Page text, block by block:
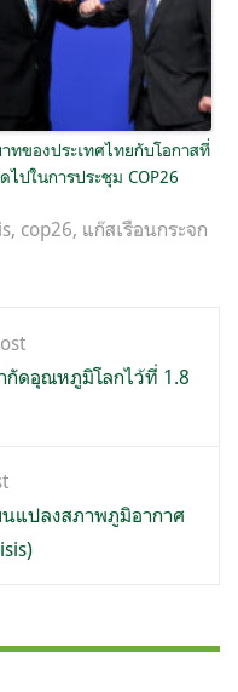
ทของประเทศไทยกับโอกาสที่
ไปในการประชุม COP26
, cop26, แก๊สเรือนกระจก
กัดอุณหภูมิโลกไว้ที่ 1.8
แปลงสภาพภูมิอากาศ